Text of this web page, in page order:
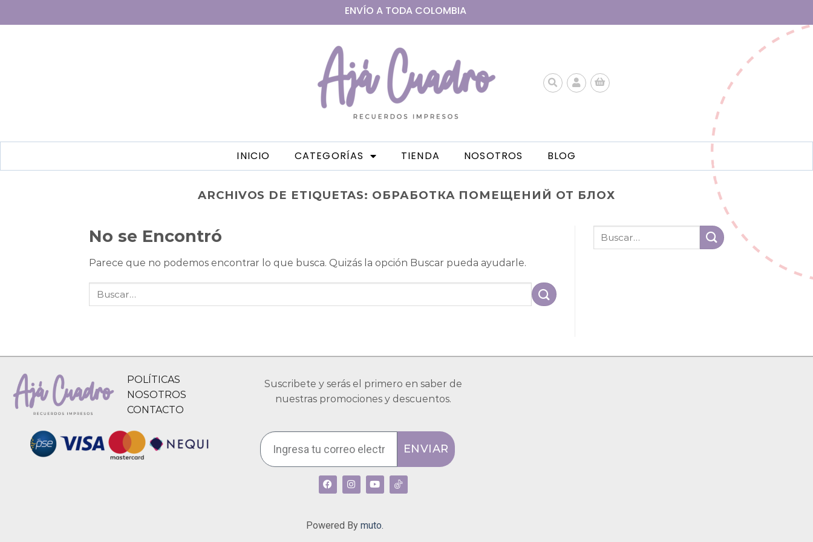
ENVÍO A TODA COLOMBIA
INICIO CATEGORÍAS TIENDA NOSOTROS BLOG
ARCHIVOS DE ETIQUETAS: ОБРАБОТКА ПОМЕЩЕНИЙ ОТ БЛОХ
No se Encontró
Parece que no podemos encontrar lo que busca. Quizás la opción Buscar pueda ayudarle.
POLÍTICAS
NOSOTROS
CONTACTO
Suscribete y serás el primero en saber de
nuestras promociones y descuentos.
ENVIAR
Powered By muto.